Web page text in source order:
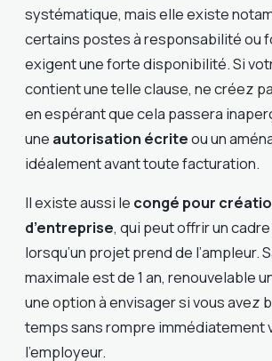
systématique, mais elle existe
certains postes à responsabilité ou
exigent une forte disponibilité. Si
contient une telle clause, ne créez
en espérant que cela passera
une autorisation écriteou un
idéalement avant toute facturation.
Il existe aussi le congé pour
d’entreprise, qui peut offrir un
lorsqu’un projet prend de l’ampleur.
maximale est de 1 an, renouvelable
une option à envisager si vous avez
temps sans rompre immédiatement
l’employeur.